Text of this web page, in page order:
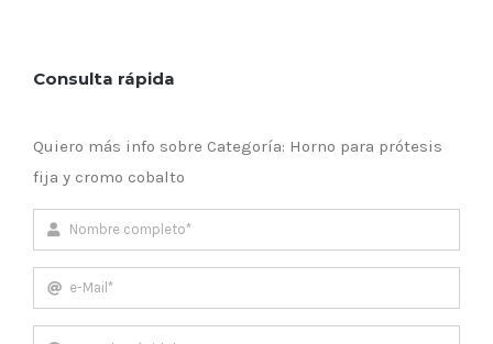
Consulta rápida
Quiero más info sobre Categoría: Horno para prótesis
fija y cromo cobalto